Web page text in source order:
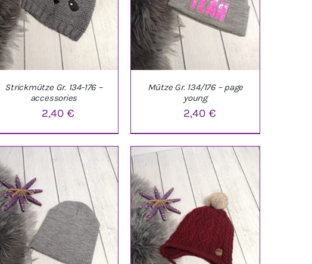
IN DEN WARENKORB
DETAILS
Strickmütze Gr. 134-176 –
accessories
2,40€
IN DEN WARENKORB
/
DETAILS
Mütze Gr. 134/176 – page
young
2,40€